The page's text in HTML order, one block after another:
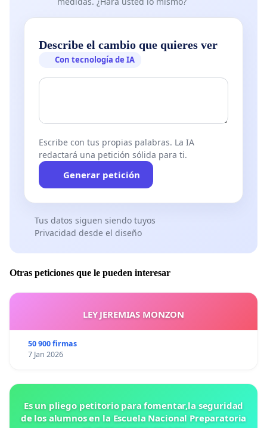
Describe el cambio que quieres ver
Con tecnología de IA
Escribe con tus propias palabras. La IA
redactará una petición sólida para ti.
Generar petición
Tus datos siguen siendo tuyos
Privacidad desde el diseño
Otras peticiones que le pueden interesar
LEY JEREMIAS MONZON
50 900 firmas
7 Jan 2026
Es un pliego petitorio para fomentar,la seguridad
de los alumnos en la Escuela Nacional Preparatoria